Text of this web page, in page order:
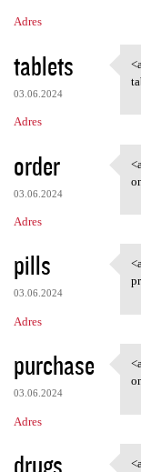
Adres
tablets
03.06.2024
Adres
<a
order
03.06.2024
Adres
pills
03.06.2024
Adres
<a
purchase
03.06.2024
Adres
drugs